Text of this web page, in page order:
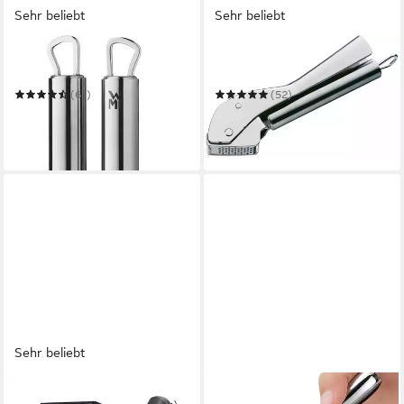
Sehr beliebt
Knoblauchpresse Profi Plus
(61)
32,99 €
Sehr beliebt
Knoblauchpresse Profi Plus
(52)
31,56 € UVP43,99 €
-28%
lieferbar in 2 Wochen
Sehr beliebt